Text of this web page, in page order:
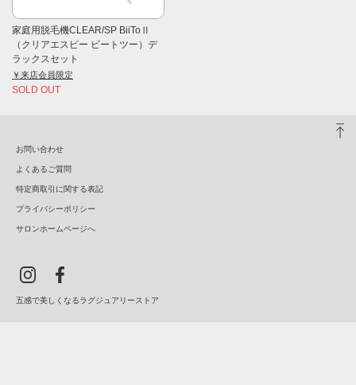
家庭用脱毛機CLEAR/SP BiiToⅡ
（クリアエスピー ビートツー）デ
ラックスセット
￥来店会員限定
SOLD OUT
お問い合わせ
よくあるご質問
特定商取引に関する表記
プライバシーポリシー
サロンホームページへ
五感で美しくなるラグジュアリーストア